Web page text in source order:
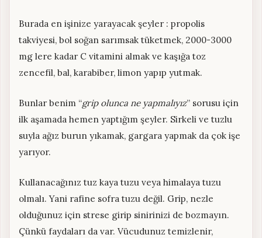
Burada en işinize yarayacak şeyler : propolis
takviyesi, bol soğan sarımsak tüketmek, 2000-3000
mg lere kadar C vitamini almak ve kaşığa toz
zencefil, bal, karabiber, limon yapıp yutmak.
Bunlar benim “grip olunca ne yapmalıyız” sorusu için
ilk aşamada hemen yaptığım şeyler. Sirkeli ve tuzlu
suyla ağız burun yıkamak, gargara yapmak da çok işe
yarıyor.
Kullanacağınız tuz kaya tuzu veya himalaya tuzu
olmalı. Yani rafine sofra tuzu değil. Grip, nezle
olduğunuz için strese girip sinirinizi de bozmayın.
Çünkü faydaları da var. Vücudunuz temizlenir,